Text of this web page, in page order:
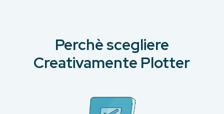
Perchè scegliere
Creativamente Plotter